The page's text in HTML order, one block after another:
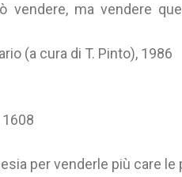
vendere, ma vendere
(a cura di T. Pinto), 1986
per venderle più care le